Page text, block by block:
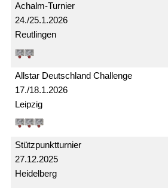
24./25.1.2026
Achalm-Turnier
Reutlingen
17./18.1.2026
Allstar Deutschland Challenge
Leipzig
27.12.2025
Stützpunkt­turnier
Heidelberg